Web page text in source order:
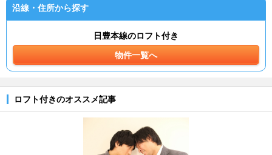
沿線・住所から探す
日豊本線のロフト付き
物件一覧へ
ロフト付きのオススメ記事